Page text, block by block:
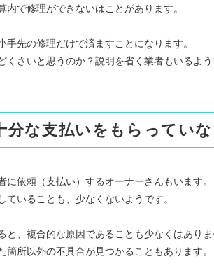
で修理ができないはことがあります。
先の修理だけで済ますことになります。
さいと思うのか？説明を省く業者もいるよう
分な支払いをもらってい
依頼（支払い）するオーナーさんもいます。
いることも、少なくないようです。
、複合的な原因であることも少なくはありま
箇所以外の不具合が見つかることもあります。